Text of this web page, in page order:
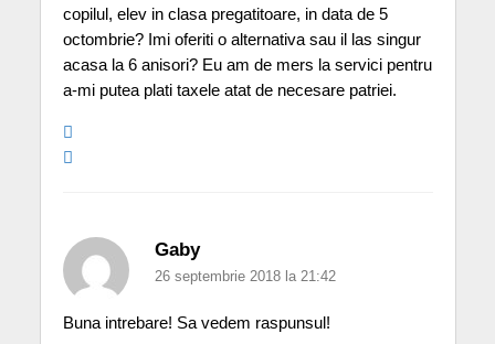
copilul, elev in clasa pregatitoare, in data de 5
octombrie? Imi oferiti o alternativa sau il las singur
acasa la 6 anisori? Eu am de mers la servici pentru
a-mi putea plati taxele atat de necesare patriei.
Gaby
26 septembrie 2018 la 21:42
Buna intrebare! Sa vedem raspunsul!